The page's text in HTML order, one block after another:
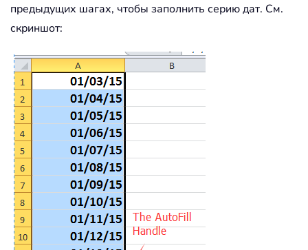
предыдущих шагах, чтобы заполнить серию дат. См.
скриншот: